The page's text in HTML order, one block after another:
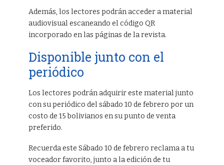
Además, los lectores podrán acceder a material
audiovisual escaneando el código QR
incorporado en las páginas de la revista.
Disponible junto con el
periódico
Los lectores podrán adquirir este material junto
con su periódico del sábado 10 de febrero por un
costo de 15 bolivianos en su punto de venta
preferido.
Recuerda este Sábado 10 de febrero reclama a tu
voceador favorito, junto a la edición de tu